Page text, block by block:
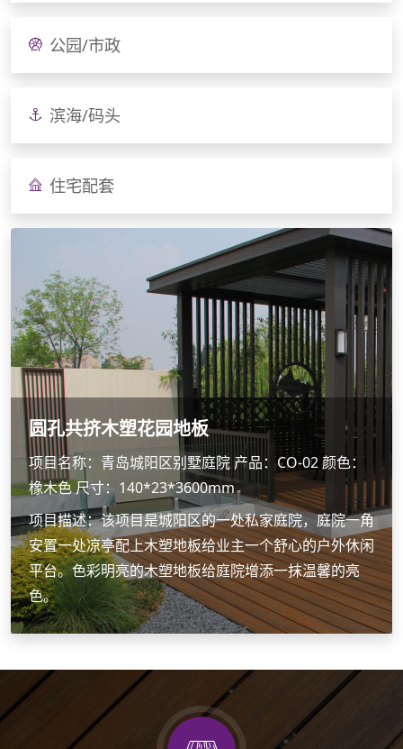
公园/市政
滨海/码头
住宅配套
圆孔共挤木塑花园地板
项目名称：青岛城阳区别墅庭院 产品：CO-02 颜色：
橡木色 尺寸：140*23*3600mm
项目描述：该项目是城阳区的一处私家庭院，庭院一角
安置一处凉亭配上木塑地板给业主一个舒心的户外休闲
平台。色彩明亮的木塑地板给庭院增添一抹温馨的亮
色。